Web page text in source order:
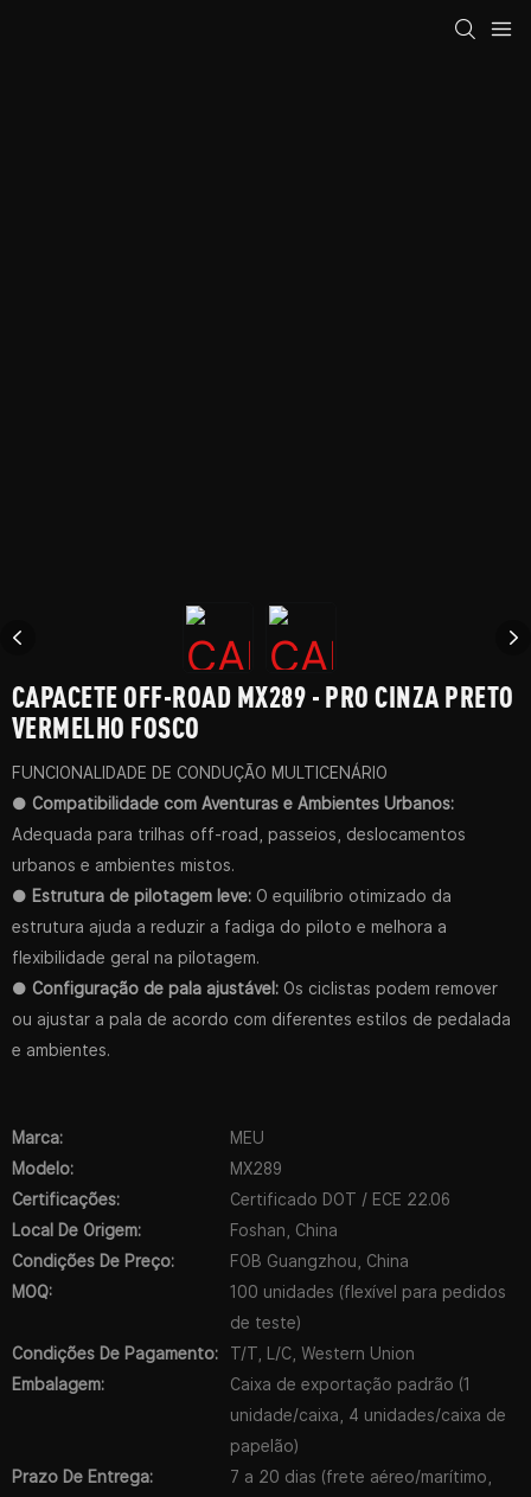
CAPACETE OFF-ROAD MX289 - PRO CINZA PRETO
VERMELHO FOSCO
FUNCIONALIDADE DE CONDUÇÃO MULTICENÁRIO
● Compatibilidade com Aventuras e Ambientes Urbanos:
Adequada para trilhas off-road, passeios, deslocamentos
urbanos e ambientes mistos.
● Estrutura de pilotagem leve: O equilíbrio otimizado da
estrutura ajuda a reduzir a fadiga do piloto e melhora a
flexibilidade geral na pilotagem.
● Configuração de pala ajustável: Os ciclistas podem remover
ou ajustar a pala de acordo com diferentes estilos de pedalada
e ambientes.
Marca:
MEU
Modelo:
MX289
Certificações:
Certificado DOT / ECE 22.06
Local De Origem:
Foshan, China
Condições De Preço:
FOB Guangzhou, China
MOQ:
100 unidades (flexível para pedidos
de teste)
Condições De Pagamento:
T/T, L/C, Western Union
Embalagem:
Caixa de exportação padrão (1
unidade/caixa, 4 unidades/caixa de
papelão)
Prazo De Entrega:
7 a 20 dias (frete aéreo/marítimo,